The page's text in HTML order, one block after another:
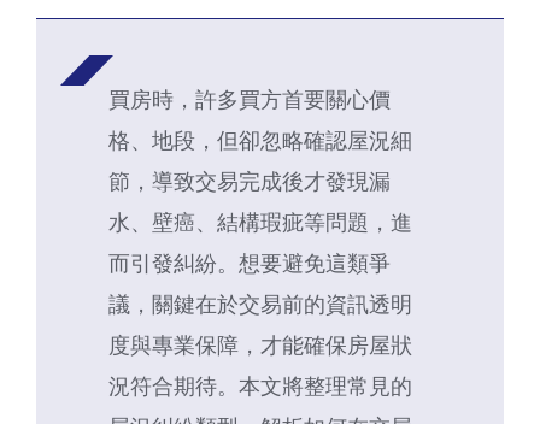
買房時，許多買方首要關心價
格、地段，但卻忽略確認屋況細
節，導致交易完成後才發現漏
水、壁癌、結構瑕疵等問題，進
而引發糾紛。想要避免這類爭
議，關鍵在於交易前的資訊透明
度與專業保障，才能確保房屋狀
況符合期待。本文將整理常見的